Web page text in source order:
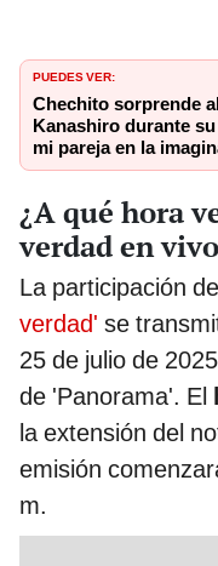
PUEDES VER:
Chechito sorprende
Kanashiro durante
mi pareja en la
¿A qué hora
verdad en
La participación de
verdad' se
25 de julio de
de 'Panorama'. El
la extensión del
emisión
m.